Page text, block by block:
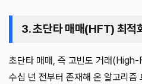
3. 초단타 매매(HFT) 최적
초단타 매매, 즉 고빈도 거래
수십 년 전부터 존재해 온 알고리즘